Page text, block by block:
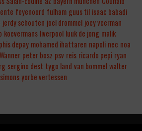
feyenoord fulham guus til isaac babadi
jerdy schouten joel drommel joey veerman
koevermans liverpool luuk de jong malik
depay mohamed ihattaren napoli nec noa
peter bosz psv reis ricardo pepi ryan
sergino dest tygo land van bommelwalter
yorbe vertessen